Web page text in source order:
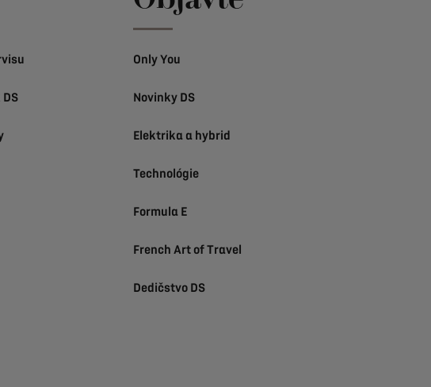
Only You
Novinky DS
Elektrika a hybrid
Technológie
Formula E
French Art of Travel
Dedičstvo DS